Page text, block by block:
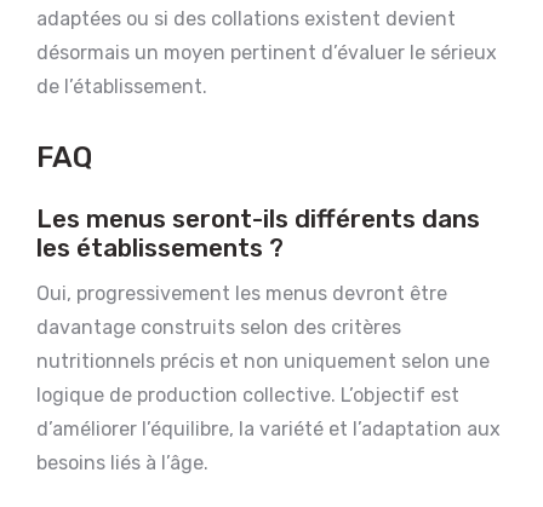
adaptées ou si des collations existent devient
désormais un moyen pertinent d’évaluer le sérieux
de l’établissement.
FAQ
Les menus seront-ils différents dans
les établissements ?
Oui, progressivement les menus devront être
davantage construits selon des critères
nutritionnels précis et non uniquement selon une
logique de production collective. L’objectif est
d’améliorer l’équilibre, la variété et l’adaptation aux
besoins liés à l’âge.